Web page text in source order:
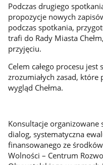
Podczas drugiego
propozycje nowych
podczas spotkania,
trafi do Rady Miasta
przyjęciu.
Celem całego procesu
zrozumiałych zasad, które
wygląd Chełma.
Konsultacje
dialog, systematyczna
finansowanego ze
Wolności – Centrum